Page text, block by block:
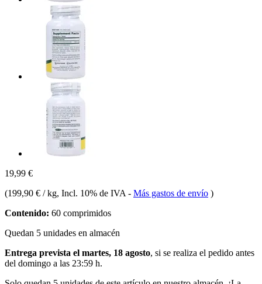
19,99 €
(199,90 € / kg, Incl. 10% de IVA - Más gastos de envío )
Contenido: 60 comprimidos
Quedan 5 unidades en almacén
Entrega prevista el martes, 18 agosto, si se realiza el pedido antes
del domingo a las 23:59 h.